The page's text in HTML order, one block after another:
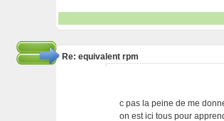
Re: equivalent rpm
c pas la peine de me
on est ici tous pour